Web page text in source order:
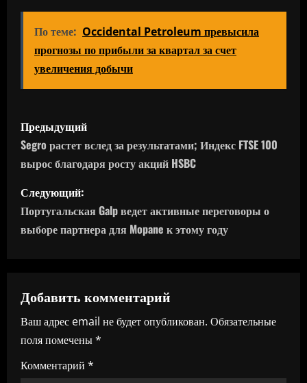
По теме: Occidental Petroleum превысила
прогнозы по прибыли за квартал за счет
увеличения добычи
Н
а
в
и
г
ц
и
я
Предыдущий
Segro растет вслед за результатами; Индекс FTSE 100
вырос благодаря росту акций HSBC
Следующий:
Португальская Galp ведет активные переговоры о
выборе партнера для Mopane к этому году
Добавить комментарий
Ваш адрес email не будет опубликован. Обязательные
поля помечены*
Комментарий *